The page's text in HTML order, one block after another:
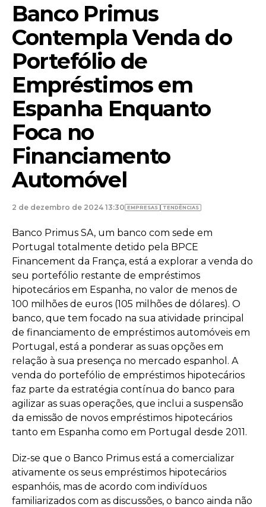
Banco Primus
Contempla Venda do
Portefólio de
Empréstimos em
Espanha Enquanto
Foca no
Financiamento
Automóvel
2 de dezembro de 2024 13:30 EMPRESAS TENDÊNCIAS
Banco Primus SA, um banco com sede em
Portugal totalmente detido pela BPCE
Financement da França, está a explorar a venda do
seu portefólio restante de empréstimos
hipotecários em Espanha, no valor de menos de
100 milhões de euros (105 milhões de dólares). O
banco, que tem focado na sua atividade principal
de financiamento de empréstimos automóveis em
Portugal, está a ponderar as suas opções em
relação à sua presença no mercado espanhol. A
venda do portefólio de empréstimos hipotecários
faz parte da estratégia contínua do banco para
agilizar as suas operações, que inclui a suspensão
da emissão de novos empréstimos hipotecários
tanto em Espanha como em Portugal desde 2011.
Diz-se que o Banco Primus está a comercializar
ativamente os seus empréstimos hipotecários
espanhóis, mas de acordo com indivíduos
familiarizados com as discussões, o banco ainda não